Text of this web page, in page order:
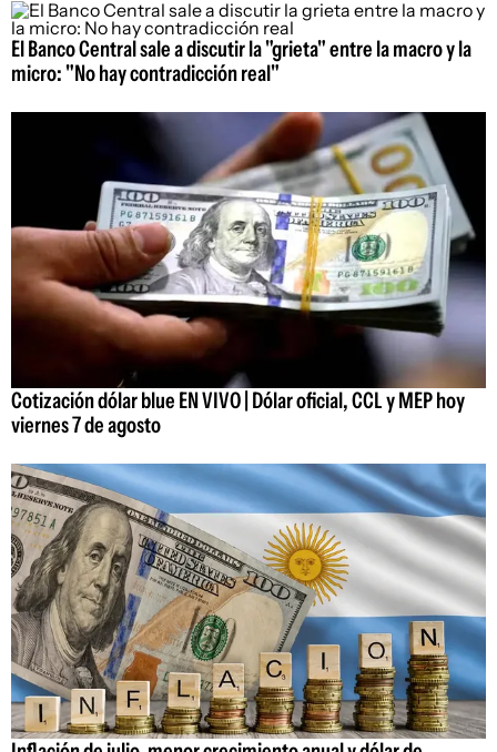
El Banco Central sale a discutir la "grieta" entre la macro y la
micro: "No hay contradicción real"
Cotización dólar blue EN VIVO | Dólar oficial, CCL y MEP hoy
viernes 7 de agosto